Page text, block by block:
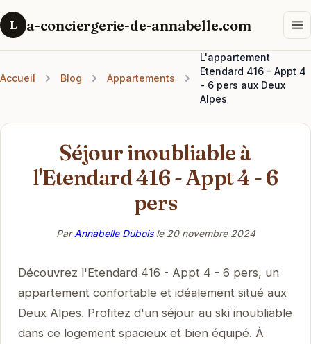
L a-conciergerie-de-annabelle.com
Accueil Blog Appartements
L'appartement
Etendard 416 - Appt 4
- 6 pers aux Deux
Alpes
Séjour inoubliable à
l'Etendard 416 - Appt 4 - 6
pers
ParAnnabelle Duboisle 20 novembre 2024
Découvrez l'Etendard 416 - Appt 4 - 6 pers, un
appartement confortable et idéalement situé aux
Deux Alpes. Profitez d'un séjour au ski inoubliable
dans ce logement spacieux et bien équipé. À